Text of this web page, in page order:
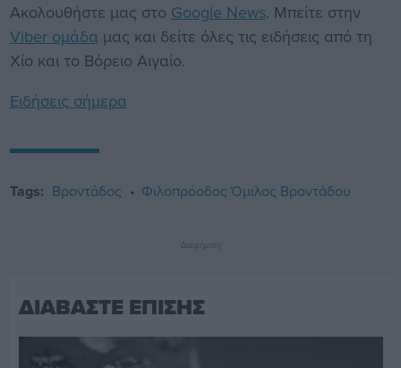
Ακολουθήστε μας στο Google News. Μπείτε στην
Viber ομάδα μας και δείτε όλες τις ειδήσεις από τη
Χίο και το Βόρειο Αιγαίο.
Ειδήσεις σήμερα
Tags: Βροντάδος Φιλοπρόοδος Όμιλος Βροντάδου
Διαφήμιση
ΔΙΑΒΑΣΤΕ ΕΠΙΣΗΣ